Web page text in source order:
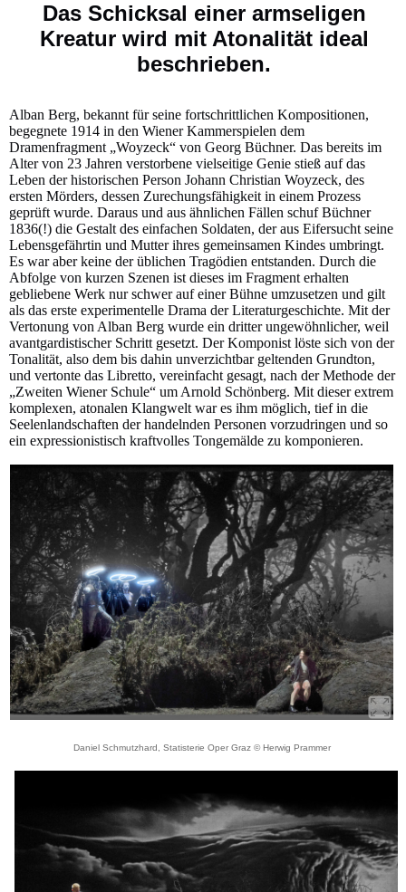
Das Schicksal einer armseligen
Kreatur wird mit Atonalität ideal
beschrieben.
Alban Berg, bekannt für seine fortschrittlichen Kompositionen,
begegnete 1914 in den Wiener Kammerspielen dem
Dramenfragment „Woyzeck“ von Georg Büchner. Das bereits im
Alter von 23 Jahren verstorbene vielseitige Genie stieß auf das
Leben der historischen Person Johann Christian Woyzeck, des
ersten Mörders, dessen Zurechungsfähigkeit in einem Prozess
geprüft wurde. Daraus und aus ähnlichen Fällen schuf Büchner
1836(!) die Gestalt des einfachen Soldaten, der aus Eifersucht seine
Lebensgefährtin und Mutter ihres gemeinsamen Kindes umbringt.
Es war aber keine der üblichen Tragödien entstanden. Durch die
Abfolge von kurzen Szenen ist dieses im Fragment erhalten
gebliebene Werk nur schwer auf einer Bühne umzusetzen und gilt
als das erste experimentelle Drama der Literaturgeschichte. Mit der
Vertonung von Alban Berg wurde ein dritter ungewöhnlicher, weil
avantgardistischer Schritt gesetzt. Der Komponist löste sich von der
Tonalität, also dem bis dahin unverzichtbar geltenden Grundton,
und vertonte das Libretto, vereinfacht gesagt, nach der Methode der
„Zweiten Wiener Schule“ um Arnold Schönberg. Mit dieser extrem
komplexen, atonalen Klangwelt war es ihm möglich, tief in die
Seelenlandschaften der handelnden Personen vorzudringen und so
ein expressionistisch kraftvolles Tongemälde zu komponieren.
Daniel Schmutzhard, Statisterie Oper Graz © Herwig Prammer